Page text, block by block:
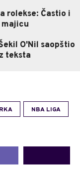
rolekse: Častio i
majicu
O'Nil saopštio
teksta
NBA LIGA